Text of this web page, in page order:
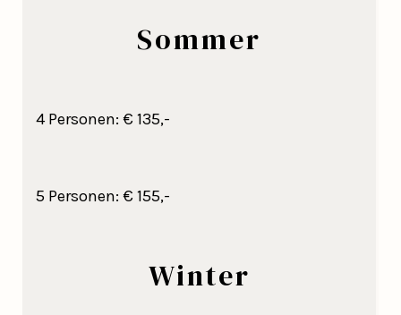
Sommer
4 Personen: € 135,-
5 Personen: € 155,-
Winter